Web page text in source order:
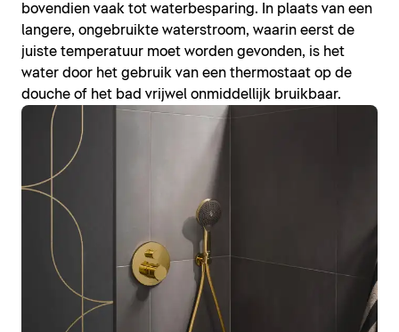
bovendien vaak tot waterbesparing. In plaats van een
langere, ongebruikte waterstroom, waarin eerst de
juiste temperatuur moet worden gevonden, is het
water door het gebruik van een thermostaat op de
douche of het bad vrijwel onmiddellijk bruikbaar.